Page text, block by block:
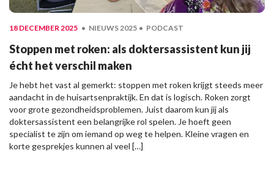
18 DECEMBER 2025 NIEUWS 2025 PODCAST
Stoppen met roken: als doktersassistent kun jij
écht het verschil maken
Je hebt het vast al gemerkt: stoppen met roken krijgt steeds meer
aandacht in de huisartsenpraktijk. En dat is logisch. Roken zorgt
voor grote gezondheidsproblemen. Juist daarom kun jij als
doktersassistent een belangrijke rol spelen. Je hoeft geen
specialist te zijn om iemand op weg te helpen. Kleine vragen en
korte gesprekjes kunnen al veel […]